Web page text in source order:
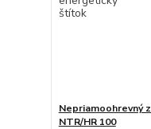
Nepriamoohrevný
NTR/HR 100